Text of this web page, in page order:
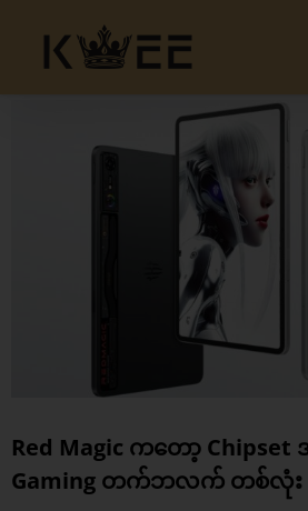
content
Red Magic ကတော့ Chipset
Gaming တက်ဘလက် တစ်လုံး